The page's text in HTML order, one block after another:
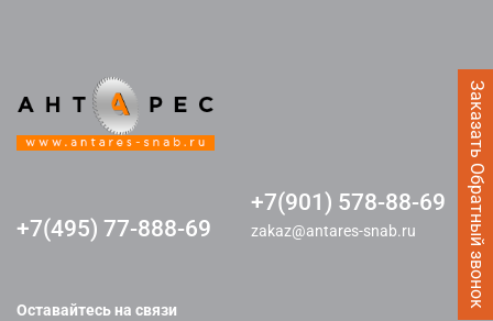
Заказать Обратный звонок
+7(495) 77-888-69
+7(901) 578-88-69
zakaz@antares-snab.ru
Оставайтесь на связи